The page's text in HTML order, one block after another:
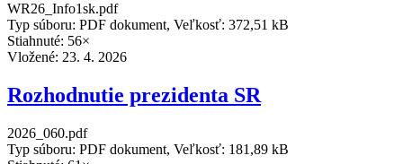
WR26_Info1sk.pdf
Typ súboru: PDF dokument, Veľkosť: 372,51 kB
Stiahnuté: 56×
Vložené: 23. 4. 2026
Rozhodnutie prezidenta SR
2026_060.pdf
Typ súboru: PDF dokument, Veľkosť: 181,89 kB